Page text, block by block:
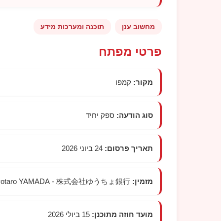
מחשוב ענן תוכנה ומערכות מידע
פרטי מפתח
מקור: קמפו
סוג הודעה: ספק יחיד
תאריך פרסום:
מזמין: YAMADA
מועד חוזה מתוכנן: